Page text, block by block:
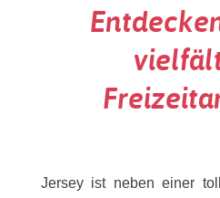
Jersey ist neben einer